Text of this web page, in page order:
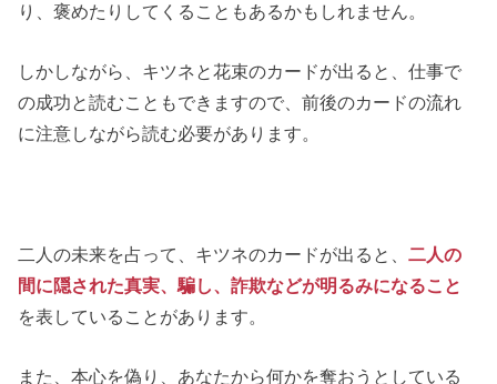
り、褒めたりしてくることもあるかもしれません。
しかしながら、キツネと花束のカードが出ると、仕事で
の成功と読むこともできますので、前後のカードの流れ
に注意しながら読む必要があります。
二人の未来を占って、キツネのカードが出ると、二人の
間に隠された真実、騙し、詐欺などが明るみになること
を表していることがあります。
また、本心を偽り、あなたから何かを奪おうとしている